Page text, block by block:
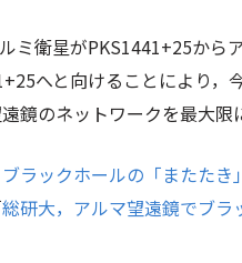
ミ衛星がPKS1441+25から
へと向けることにより
鏡のネットワークを最大
ラックホールの「またたき
総研大，アルマ望遠鏡でブラ